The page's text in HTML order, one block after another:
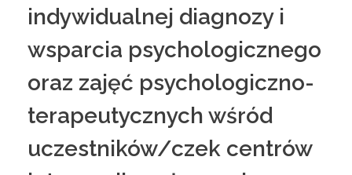
indywidualnej diagnozy i
wsparcia psychologicznego
oraz zajęć psychologiczno-
terapeutycznych wśród
uczestników/czek centrów